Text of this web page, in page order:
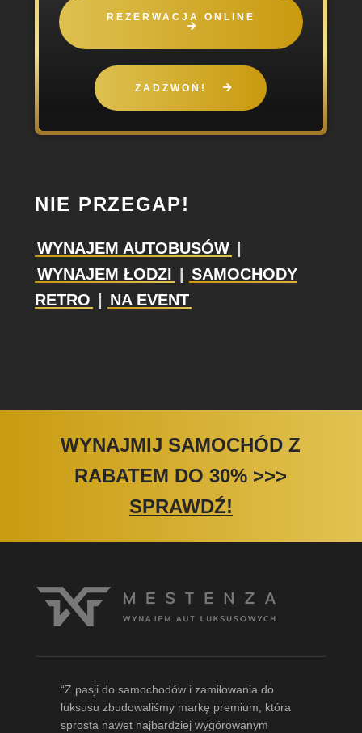
REZERWACJA ONLINE
ZADZWOŃ!
NIE PRZEGAP!
WYNAJEM AUTOBUSÓW
WYNAJEM ŁODZI
SAMOCHODY
RETRO
NA EVENT
WYNAJMIJ SAMOCHÓD Z
RABATEM DO 30% >>>
SPRAWDŹ!
“Z pasji do samochodów i zamiłowania do
luksusu zbudowaliśmy markę premium, która
sprosta nawet najbardziej wygórowanym